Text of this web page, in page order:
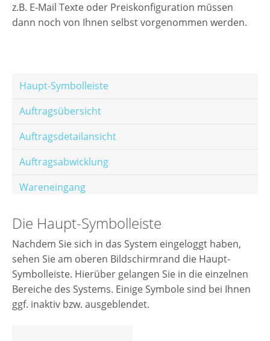
z.B. E-Mail Texte oder Preiskonfiguration müssen
dann noch von Ihnen selbst vorgenommen werden.
Haupt-Symbolleiste
Auftragsübersicht
Auftragsdetailansicht
Auftragsabwicklung
Wareneingang
E-Mail-Templates
Automatische Preisberechnung
Hinterlegen von Festpreisen
Salesrank-Staffeln
Die Haupt-Symbolleiste
Nachdem Sie sich in das System eingeloggt haben,
sehen Sie am oberen Bildschirmrand die Haupt-
Symbolleiste. Hierüber gelangen Sie in die einzelnen
Bereiche des Systems. Einige Symbole sind bei Ihnen
ggf. inaktiv bzw. ausgeblendet.